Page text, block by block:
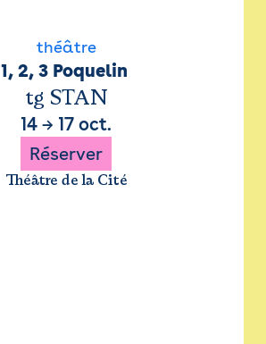
théâtre
1, 2, 3 Poquelin
tg STAN
14 → 17 oct.
Réserver
Théâtre de la Cité